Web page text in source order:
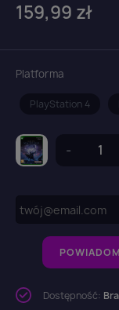
159,99 zł
Platforma
PlayStation 4
Dostępność: